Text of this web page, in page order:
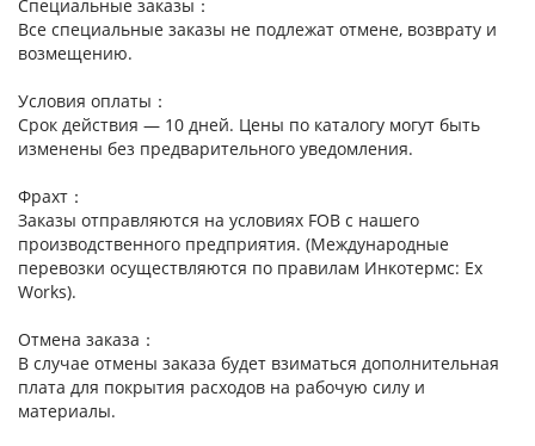
Специальные заказы：
Все специальные заказы не подлежат отмене, возврату и
возмещению.
Условия оплаты：
Срок действия — 10 дней. Цены по каталогу могут быть
изменены без предварительного уведомления.
Фрахт：
Заказы отправляются на условиях FOB с нашего
производственного предприятия. (Международные
перевозки осуществляются по правилам Инкотермс: Ex
Works).
Отмена заказа：
В случае отмены заказа будет взиматься дополнительная
плата для покрытия расходов на рабочую силу и
материалы.